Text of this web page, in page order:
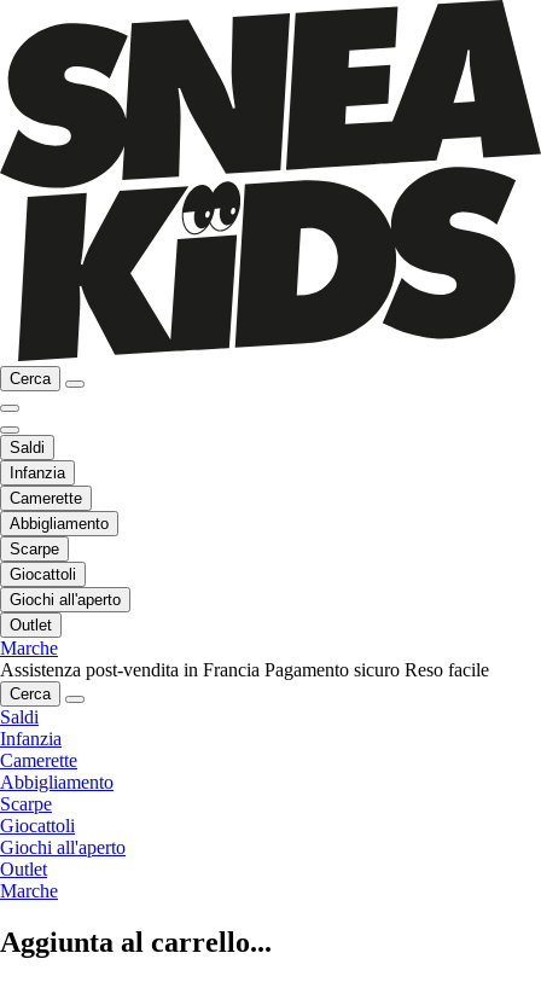
Cerca
Saldi
Infanzia
Camerette
Abbigliamento
Scarpe
Giocattoli
Giochi all'aperto
Outlet
Marche
Assistenza post-vendita in Francia Pagamento sicuro Reso facile
Cerca
Saldi
Infanzia
Camerette
Abbigliamento
Scarpe
Giocattoli
Giochi all'aperto
Outlet
Marche
Aggiunta al carrello...